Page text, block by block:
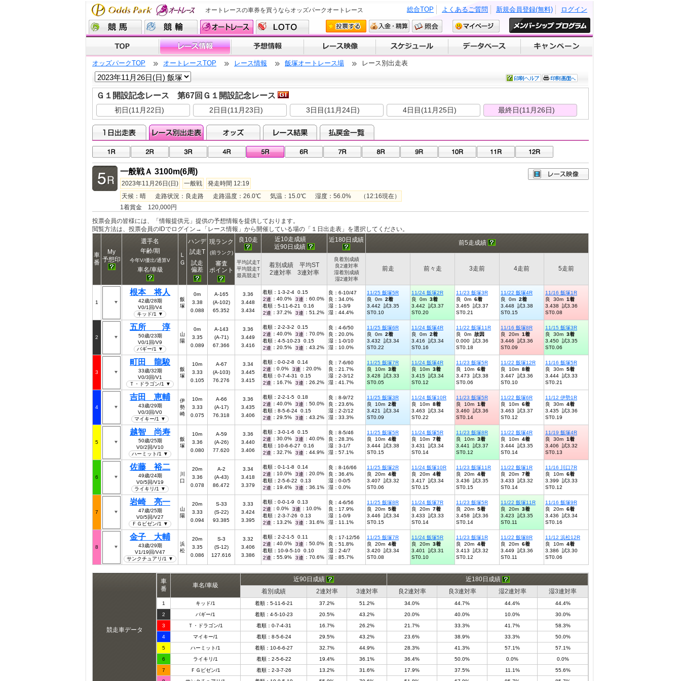
オートレースの車券を買うならオッズパークオートレース ログイン
新規会員登録(無料)
よくあるご質問
総合TOP
オッズパークTOP オートレースTOP レース情報 飯塚オートレース場 レース別出走表
Ｇ１開設記念レース 第67回Ｇ１開設記念レース
初日(11月22日) 2日目(11月23日) 3日目(11月24日) 4日目(11月25日) 最終日(11月26日)
一般戦Ａ 3100m(6周)
2023年11月26日(日) 一般戦
発走時間 12:19
天候：晴 走路状況：良走路 走路温度：26.0℃ 気温：15.0℃ 湿度：56.0% （12:16現在）
1着賞金 120,000円
投票会員の皆様には、「情報提供元」提供の予想情報を提供しております。
閲覧方法は、投票会員のIDでログイン→「レース情報」から開催している場の「１日出走表」を選択してください。
車
番
My
予想印
選手名
年齢/期
今年V/優出/通算V
車名/車級
Ｌ
Ｇ
ハンデ
試走T
試走
偏差
現ランク
(前ランク)
審査
ポイント
良10走
近10走成績
近90日成績
近180日成績 前5走成績
平均試走T
平均競走T
最高競走T
着別成績 平均ST
2連対率 3連対率
良着別成績
良2連対率
湿着別成績
湿2連対率
前走 前々走 3走前 4走前 5走前
1
根本 将人
42歳/28期
V0/1回/V4
キッド/1 ▼
飯
塚
0m
3.38
0.088
A-165
(A-102)
65.352
3.36
3.448
3.434
着順：1-3-2-4 0.15
2連 ：40.0% 3連 ：60.0%
着順：5-11-6-21 0.16
2連 ：37.2% 3連 ：51.2%
良：6-10/47
良：34.0%
湿：1-3/9
湿：44.4%
11/25 飯塚5R
良 0m 2着
3.442 試3.35
ST0.10
11/24 飯塚2R
良 0m 3着
3.442 試3.37
ST0.20
11/23 飯塚3R
良 0m 6着
3.465 試3.37
ST0.21
11/22 飯塚4R
良 0m 2着
3.448 試3.38
ST0.15
11/16 飯塚1R
良 30m 1着
3.438 試3.36
ST0.08
2
五所 淳
50歳/23期
V0/1回/V9
バギー/1 ▼
山
陽
0m
3.35
0.089
A-143
(A-71)
67.366
3.36
3.449
3.416
着順：2-2-3-2 0.15
2連 ：40.0% 3連 ：70.0%
着順：4-5-10-23 0.15
2連 ：20.5% 3連 ：43.2%
良：4-6/50
良：20.0%
湿：1-0/10
湿：10.0%
11/25 飯塚6R
良 0m 2着
3.432 試3.34
ST0.22
11/24 飯塚4R
良 0m 2着
3.416 試3.34
ST0.16
11/22 飯塚11R
良 0m 故因
0.000 試3.36
ST0.18
11/16 飯塚8R
良 20m 1着
3.446 試3.36
ST0.09
11/15 飯塚3R
良 30m 3着
3.450 試3.35
ST0.06
3
町田 龍駿
33歳/32期
V0/3回/V1
Ｔ・ドラゴン/1 ▼
飯
塚
10m
3.33
0.105
A-67
(A-103)
76.276
3.34
3.445
3.415
着順：0-0-2-8 0.14
2連 ：0.0% 3連 ：20.0%
着順：0-7-4-31 0.15
2連 ：16.7% 3連 ：26.2%
良：7-6/60
良：21.7%
湿：2-3/12
湿：41.7%
11/25 飯塚7R
良 10m 3着
3.428 試3.33
ST0.05
11/24 飯塚4R
良 10m 3着
3.415 試3.34
ST0.12
11/23 飯塚5R
良 10m 6着
3.473 試3.38
ST0.06
11/22 飯塚12R
良 10m 8着
3.447 試3.36
ST0.10
11/16 飯塚5R
良 30m 5着
3.444 試3.33
ST0.21
4
吉田 恵輔
43歳/29期
V0/3回/V0
マイキー/1 ▼
伊
勢
崎
10m
3.33
0.075
A-66
(A-17)
76.318
3.36
3.435
3.406
着順：2-2-1-5 0.18
2連 ：40.0% 3連 ：50.0%
着順：8-5-6-24 0.15
2連 ：29.5% 3連 ：43.2%
良：8-9/72
良：23.6%
湿：2-2/12
湿：33.3%
11/25 飯塚3R
良 10m 2着
3.421 試3.34
ST0.09
11/24 飯塚10R
良 10m 8着
3.463 試3.34
ST0.22
11/23 飯塚5R
良 10m 1着
3.460 試3.36
ST0.14
11/22 飯塚6R
良 10m 6着
3.463 試3.37
ST0.12
11/12 伊勢1R
良 30m 4着
3.435 試3.36
ST0.19
5
越智 尚寿
50歳/25期
V0/2回/V10
ハーミット/1 ▼
飯
塚
10m
3.36
0.080
A-59
(A-26)
77.620
3.36
3.440
3.406
着順：3-0-1-6 0.15
2連 ：30.0% 3連 ：40.0%
着順：10-6-6-27 0.16
2連 ：32.7% 3連 ：44.9%
良：8-5/46
良：28.3%
湿：3-1/7
湿：57.1%
11/25 飯塚5R
良 10m 4着
3.444 試3.38
ST0.15
11/24 飯塚5R
良 10m 7着
3.431 試3.34
ST0.14
11/23 飯塚8R
良 10m 3着
3.441 試3.37
ST0.12
11/22 飯塚4R
良 10m 4着
3.444 試3.35
ST0.14
11/19 飯塚4R
良 30m 1着
3.406 試3.32
ST0.13
6
佐藤 裕二
49歳/24期
V0/5回/V19
ライキリ/1 ▼
川
口
20m
3.36
0.078
A-2
(A-43)
86.472
3.34
3.418
3.379
着順：0-1-1-8 0.14
2連 ：10.0% 3連 ：20.0%
着順：2-5-6-22 0.13
2連 ：19.4% 3連 ：36.1%
良：8-16/66
良：36.4%
湿：0-0/5
湿：0.0%
11/25 飯塚2R
良 20m 4着
3.407 試3.32
ST0.06
11/24 飯塚10R
良 20m 4着
3.417 試3.34
ST0.15
11/23 飯塚11R
良 20m 4着
3.436 試3.35
ST0.15
11/22 飯塚1R
良 20m 7着
3.433 試3.32
ST0.14
11/16 川口7R
良 10m 6着
3.399 試3.33
ST0.12
7
岩崎 亮一
47歳/25期
V0/5回/V27
ＦＧビゼン/1 ▼
山
陽
20m
3.33
0.094
S-33
(S-22)
93.385
3.33
3.424
3.395
着順：0-0-1-9 0.13
2連 ：0.0% 3連 ：10.0%
着順：2-3-7-26 0.13
2連 ：13.2% 3連 ：31.6%
良：4-6/56
良：17.9%
湿：1-0/9
湿：11.1%
11/25 飯塚8R
良 20m 5着
3.446 試3.34
ST0.15
11/24 飯塚7R
良 20m 7着
3.433 試3.33
ST0.14
11/23 飯塚5R
良 20m 5着
3.458 試3.36
ST0.14
11/22 飯塚11R
良 20m 3着
3.423 試3.35
ST0.11
11/16 飯塚9R
良 20m 6着
3.436 試3.34
ST0.16
8
金子 大輔
43歳/29期
V1/19回/V47
サンクチュアリ/1 ▼
浜
松
20m
3.35
0.086
S-3
(S-12)
127.616
3.32
3.406
3.386
着順：2-2-1-5 0.11
2連 ：40.0% 3連 ：50.0%
着順：10-9-5-10 0.10
2連 ：55.9% 3連 ：70.6%
良：17-12/56
良：51.8%
湿：2-4/7
湿：85.7%
11/25 飯塚7R
良 20m 4着
3.420 試3.34
ST0.08
11/24 飯塚5R
良 20m 3着
3.401 試3.31
ST0.10
11/23 飯塚1R
良 20m 4着
3.413 試3.32
ST0.12
11/22 飯塚8R
良 20m 6着
3.449 試3.36
ST0.11
11/12 浜松12R
良 10m 4着
3.386 試3.30
ST0.06
競走車データ
車
番
車名/車級
近90日成績
近180日成績
着別成績
2連対率 3連対率 良2連対率 良3連対率 湿2連対率 湿3連対率
1 キッド/1 着順：5-11-6-21 37.2% 51.2% 34.0% 44.7% 44.4%
44.4%
2
バギー/1 着順：4-5-10-23 20.5% 43.2% 20.0% 40.0% 10.0%
30.0%
3
Ｔ・ドラゴン/1 着順：0-7-4-31 16.7% 26.2% 21.7% 33.3% 41.7%
58.3%
4
マイキー/1 着順：8-5-6-24 29.5% 43.2% 23.6% 38.9% 33.3%
50.0%
5
ハーミット/1 着順：10-6-6-27 32.7% 44.9% 28.3% 41.3% 57.1%
57.1%
6
ライキリ/1 着順：2-5-6-22 19.4% 36.1% 36.4% 50.0% 0.0%
0.0%
7
ＦＧビゼン/1 着順：2-3-7-26 13.2% 31.6% 17.9% 37.5% 11.1%
55.6%